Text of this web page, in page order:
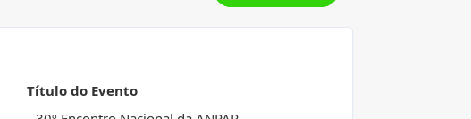
Título do Evento